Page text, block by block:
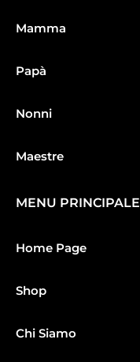
Mamma
Papà
Nonni
Maestre
MENU PRINCIPALE
Home Page
Shop
Chi Siamo